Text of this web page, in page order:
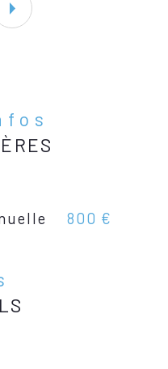
exposé sont
Géorisques :
800 €